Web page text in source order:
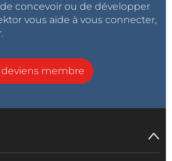
concevoir ou de développer
vous aide à vous connecter,
deviens membre